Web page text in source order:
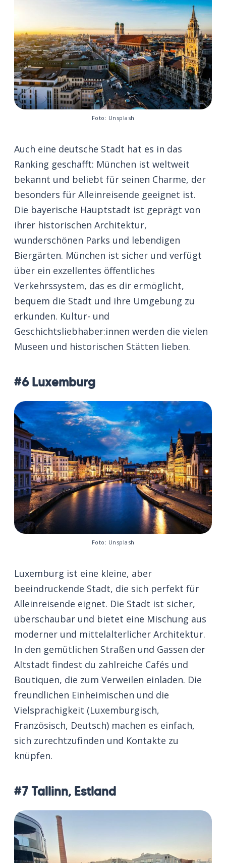
Foto: Unsplash
Auch eine deutsche Stadt hat es in das
Ranking geschafft: München ist weltweit
bekannt und beliebt für seinen Charme, der
besonders für Alleinreisende geeignet ist.
Die bayerische Hauptstadt ist geprägt von
ihrer historischen Architektur,
wunderschönen Parks und lebendigen
Biergärten. München ist sicher und verfügt
über ein exzellentes öffentliches
Verkehrssystem, das es dir ermöglicht,
bequem die Stadt und ihre Umgebung zu
erkunden. Kultur- und
Geschichtsliebhaber:innen werden die vielen
Museen und historischen Stätten lieben.
#6 Luxemburg
Foto: Unsplash
Luxemburg ist eine kleine, aber
beeindruckende Stadt, die sich perfekt für
Alleinreisende eignet. Die Stadt ist sicher,
überschaubar und bietet eine Mischung aus
moderner und mittelalterlicher Architektur.
In den gemütlichen Straßen und Gassen der
Altstadt findest du zahlreiche Cafés und
Boutiquen, die zum Verweilen einladen. Die
freundlichen Einheimischen und die
Vielsprachigkeit (Luxemburgisch,
Französisch, Deutsch) machen es einfach,
sich zurechtzufinden und Kontakte zu
knüpfen.
#7 Tallinn, Estland